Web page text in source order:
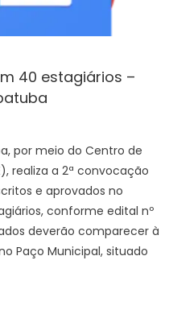
40 estagiários –
por meio do Centro de
realiza a 2ª convocação
e aprovados no
conforme edital nº
deverão comparecer à
Paço Municipal, situado